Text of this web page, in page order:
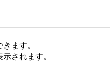
ます。
されます。